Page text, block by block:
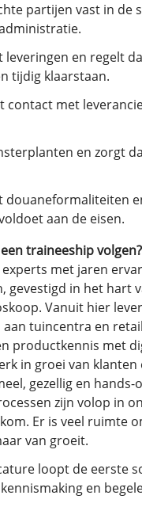
partijen vast in de
en regelt
tijdig klaarstaan.
contact met
en zorgt
douaneformaliteiten
aan de eisen.
traineeship volgen?
met jaren
gevestigd in het hart
Vanuit hier
tuincentra en
productkennis met
in groei van
gezellig en
zijn volop in
Er is veel ruimte
van groeit.
loopt de eerste
en